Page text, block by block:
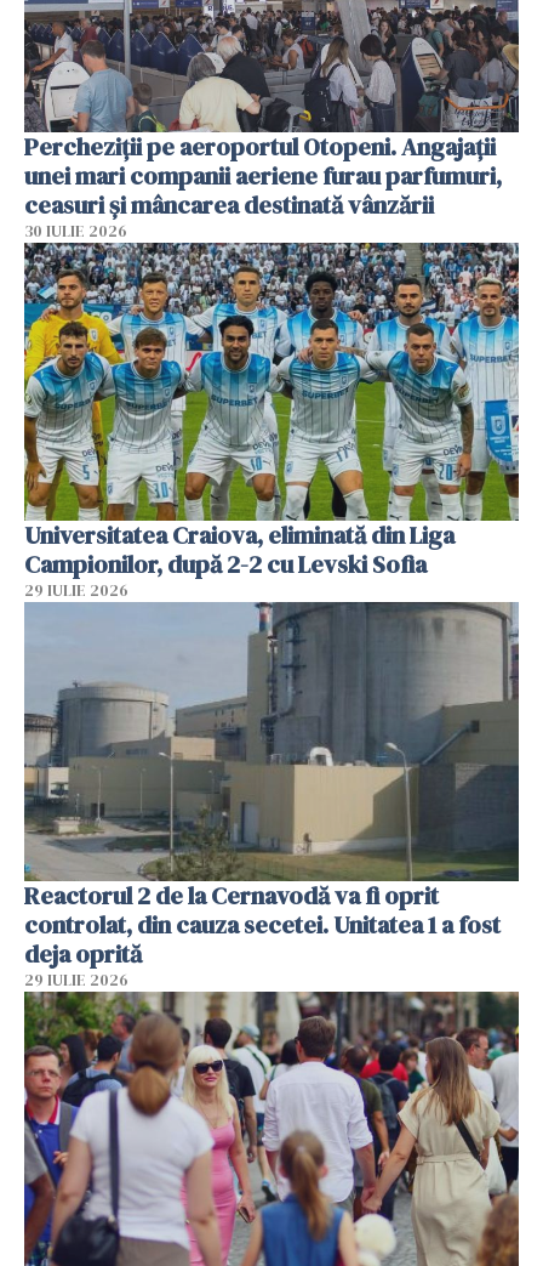
Percheziții pe aeroportul Otopeni. Angajații
unei mari companii aeriene furau parfumuri,
ceasuri și mâncarea destinată vânzării
30 IULIE 2026
Universitatea Craiova, eliminată din Liga
Campionilor, după 2-2 cu Levski Sofia
29 IULIE 2026
Reactorul 2 de la Cernavodă va fi oprit
controlat, din cauza secetei. Unitatea 1 a fost
deja oprită
29 IULIE 2026